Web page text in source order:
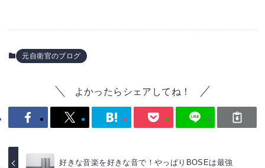
元自衛官のブログ
よかったらシェアしてね！
好きな音楽を好きな音で！やっぱりBOSEは最強